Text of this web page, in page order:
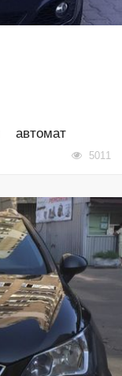
автомат
5011